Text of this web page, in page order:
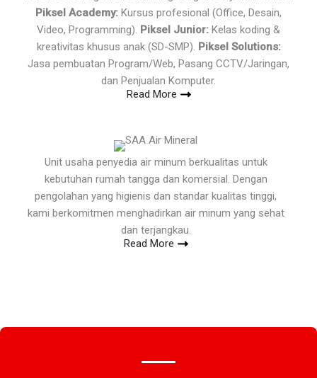
Piksel Academy: Kursus profesional (Office, Desain,
Video, Programming). Piksel Junior: Kelas koding &
kreativitas khusus anak (SD-SMP). Piksel Solutions:
Jasa pembuatan Program/Web, Pasang CCTV/Jaringan,
dan Penjualan Komputer.
Read More
Unit usaha penyedia air minum berkualitas untuk
kebutuhan rumah tangga dan komersial. Dengan
pengolahan yang higienis dan standar kualitas tinggi,
kami berkomitmen menghadirkan air minum yang sehat
dan terjangkau.
Read More